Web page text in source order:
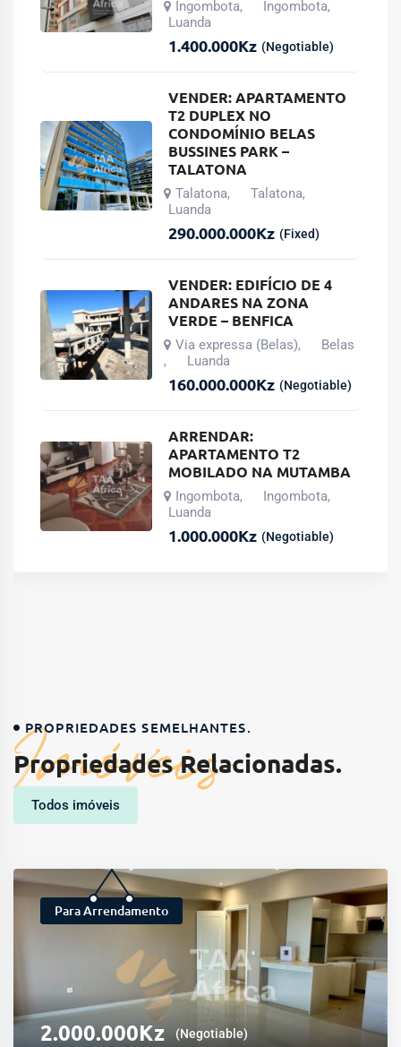
Ingombota, Ingombota,
Luanda
1.400.000Kz (Negotiable)
VENDER: APARTAMENTO
T2 DUPLEX NO
CONDOMÍNIO BELAS
BUSSINES PARK –
TALATONA
Talatona, Talatona,
Luanda
290.000.000Kz (Fixed)
VENDER: EDIFÍCIO DE 4
ANDARES NA ZONA
VERDE – BENFICA
Via expressa (Belas), Belas
, Luanda
160.000.000Kz (Negotiable)
ARRENDAR:
APARTAMENTO T2
MOBILADO NA MUTAMBA
Ingombota, Ingombota,
Luanda
1.000.000Kz (Negotiable)
Imóveis
PROPRIEDADES SEMELHANTES.
Propriedades Relacionadas.
Todos imóveis
Para Arrendamento
2.000.000Kz (Negotiable)